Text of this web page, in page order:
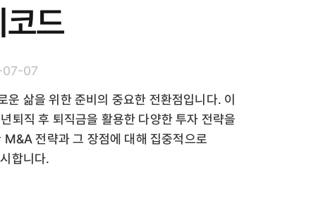
드
07
삶을 위한 준비의 중요한 전환점입니다. 이
퇴직 후 퇴직금을 활용한 다양한 투자 전략을
전략과 그 장점에 대해 집중적으로
합니다.